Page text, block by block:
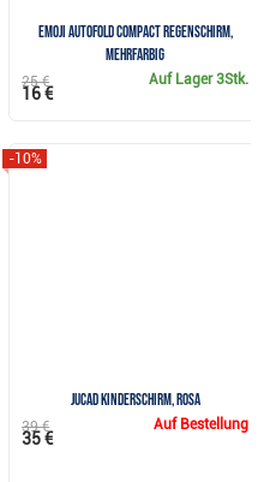
Emoji AutoFold Compact Regenschirm,
mehrfarbig
Auf Lager3Stk.
25 €
16 €
JuCad Kinderschirm, rosa
-10%
Auf Bestellung
39 €
35 €